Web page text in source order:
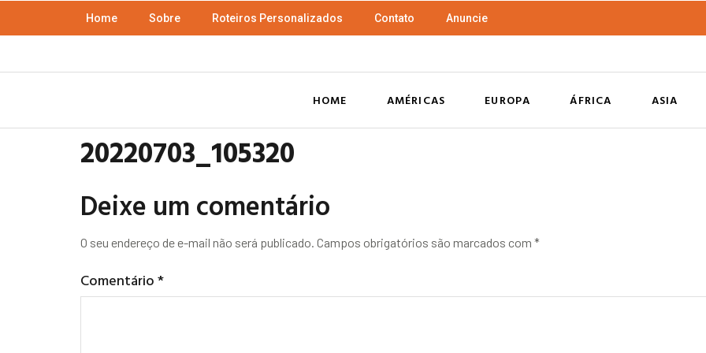
Home Sobre Roteiros Personalizados Contato Anuncie
HOME AMÉRICAS EUROPA ÁFRICA ASIA
20220703_105320
Deixe um comentário
O seu endereço de e-mail não será publicado. Campos obrigatórios são marcados com *
Comentário*